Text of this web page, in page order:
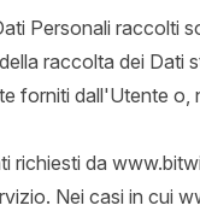
Personali raccolti
raccolta dei Dati
forniti dall'Utente
da
Nei casi in cui